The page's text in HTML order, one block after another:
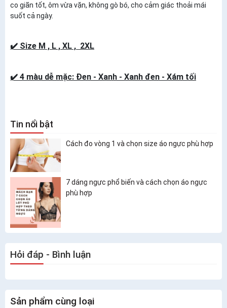
co giãn tốt, ôm vừa vặn, không gò bó, cho cảm giác thoải mái
suốt cả ngày.
✔️ Size M , L , XL , 2XL
✔️ 4 màu dễ mặc: Đen - Xanh - Xanh đen - Xám tối
Tin nổi bật
Cách đo vòng 1 và chọn size áo ngực phù hợp
7 dáng ngực phổ biến và cách chọn áo ngực
phù hợp
Hỏi đáp - Bình luận
Sản phẩm cùng loại